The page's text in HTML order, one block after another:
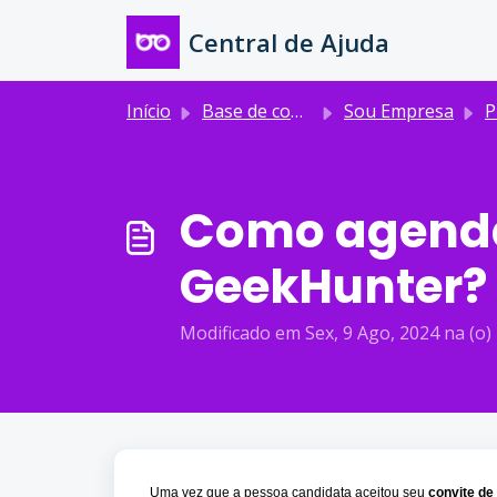
Ir para o conteúdo principal
Central de Ajuda
Início Base de conhecimento Sou Empresa
Como
GeekHunter?
Modificado em Sex, 9 Ago, 2024 na (o)
Uma vez que a pessoa candidata aceitou seu convite